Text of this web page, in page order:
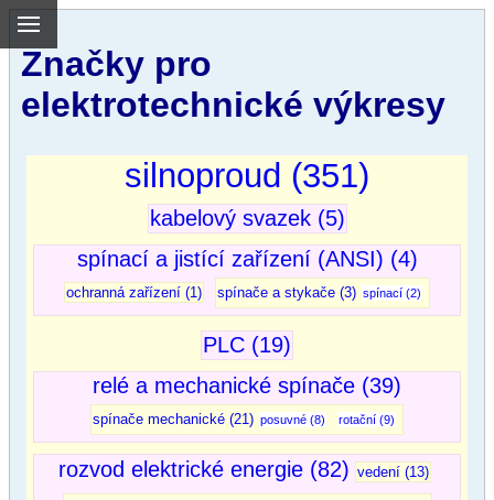
Značky pro
elektrotechnické výkresy
silnoproud (351)
kabelový svazek (5)
spínací a jistící zařízení (ANSI) (4)
ochranná zařízení (1) spínače a stykače (3) spínací (2)
PLC (19)
relé a mechanické spínače (39)
spínače mechanické (21) posuvné (8) rotační (9)
rozvod elektrické energie (82) vedení (13)